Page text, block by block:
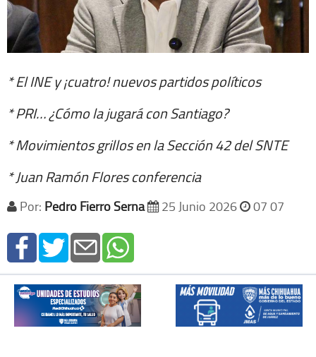
* El INE y ¡cuatro! nuevos partidos políticos
* PRI… ¿Cómo la jugará con Santiago?
* Movimientos grillos en la Sección 42 del SNTE
* Juan Ramón Flores conferencia
Por: Pedro Fierro Serna 25 Junio 2026 07 07